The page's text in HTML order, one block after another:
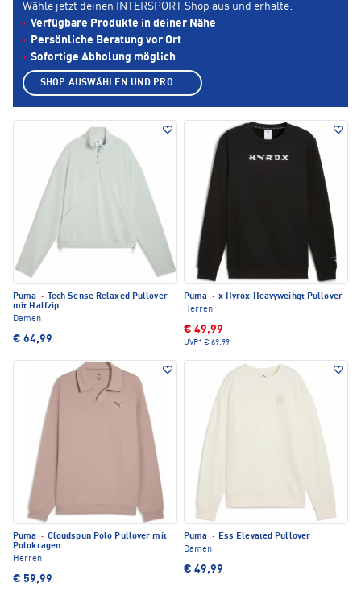
Puma ·
Tech Sense Relaxed Pullover
mit Halfzip
Damen
€ 64,99
Puma · x Hyrox Heavyweihgt Pullover
Herren
€ 49,99
UVP* € 69,99
Puma · Cloudspun Polo Pullover mit
Polokragen
Herren
€ 59,99
Puma · Ess Elevated Pullover
Damen
€ 49,99
Wähle jetzt deinen INTERSPORT Shop aus und erhalte:
Verfügbare Produkte in deiner Nähe
Persönliche Beratung vor Ort
Sofortige Abholung möglich
SHOP AUSWÄHLEN UND PRODUKTE ANZEIGEN